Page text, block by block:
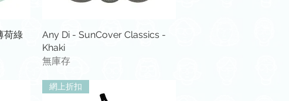
荷綠
快速瀏覽
Any Di - SunCover Classics -
Khaki
無庫存
網上折扣